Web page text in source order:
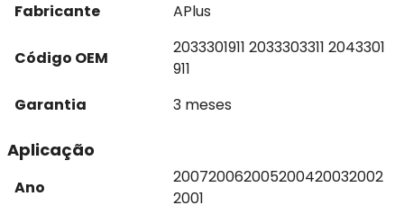
Fabricante
APlus
Código OEM
2033301911 2033303311 2043301
911
Garantia
3 meses
Aplicação
Ano
200720062005200420032002
2001